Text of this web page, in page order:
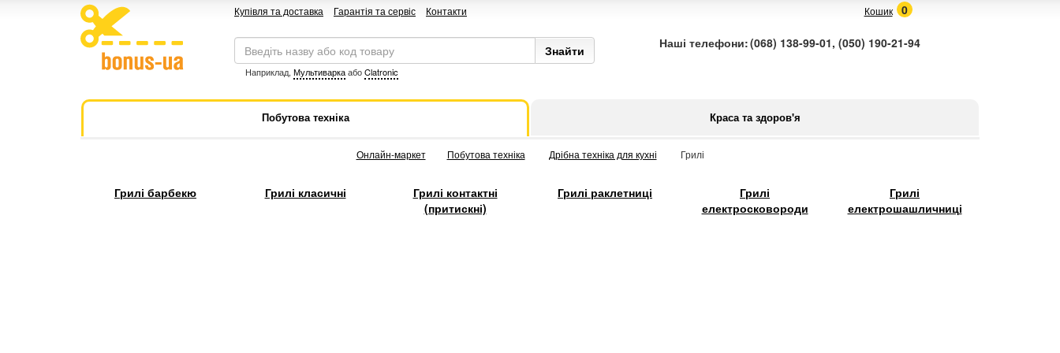
Купівля та доставка Гарантія та сервіс Контакти Кошик 0
Наприклад, МультиваркаабоClatronic
Наші телефони:(068) 138-99-01, (050) 190-21-94
Побутова техніка Краса та здоров'я
Онлайн-маркет Побутова техніка Дрібна техніка для кухні Грилі
Грилі барбекю Грилі класичні
Грилі контактні
(притискні)
Грилі раклетниці
Грилі
електросковороди
Грилі
електрошашличниці